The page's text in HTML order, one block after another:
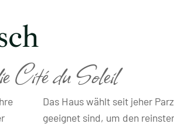
Cité du Soleil
Das Haus wählt seit jeher
geeignet sind, um den